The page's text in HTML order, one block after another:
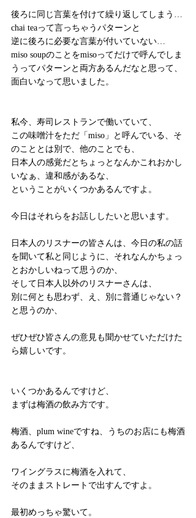
後ろに同じ言葉を付けて繰り返してしまう…
chai teaって言っちゃうパターンと
逆に後ろに必要な言葉が付いていない…
miso soupのことをmisoってだけで呼んでしま
うってパターンと両方あるんだなと思って、
面白いなって思いました。
私今、寿司レストランで働いていて、
この味噌汁をただ「miso」と呼んでいる、そ
のこととは別で、他のことでも、
日本人の感覚だとちょっとなんかこれおかし
いなぁ、違和感があるな、
ということがいくつかあるんですよ。
今日はそれらをお話ししたいと思います。
日本人のリスナーの皆さんは、今日の私の話
を聞いて私と同じように、それなんかちょっ
とおかしいねって思うのか、
そして日本人以外のリスナーさんは、
別に何とも思わず、え、別に普通じゃない？
と思うのか、
ぜひぜひ皆さんの意見も聞かせていただけた
ら嬉しいです。
いくつかあるんですけど、
まずは梅酒の飲み方です。
梅酒、plum wineですね、うちのお店にも梅酒
あるんですけど、
ワイングラスに梅酒を入れて、
そのままストレートで出すんですよ。
最初めっちゃ驚いて。